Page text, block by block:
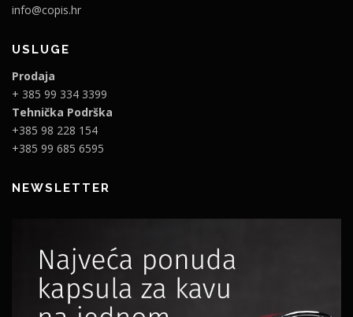
info@copis.hr
USLUGE
Prodaja
+ 385 99 334 3399
Tehnička Podrška
+385 98 228 154
+385 99 685 6595
NEWSLETTER